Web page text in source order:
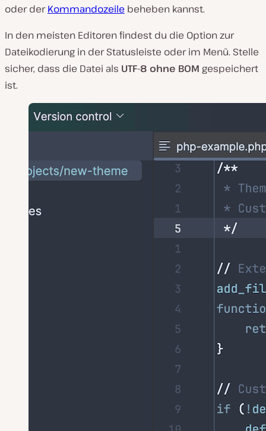
oder derKommandozeile beheben kannst.
In den meisten Editoren findest du die Option zur
Dateikodierung in der Statusleiste oder im Menü. Stelle
sicher, dass die Datei als UTF-8 ohne BOM gespeichert
ist.